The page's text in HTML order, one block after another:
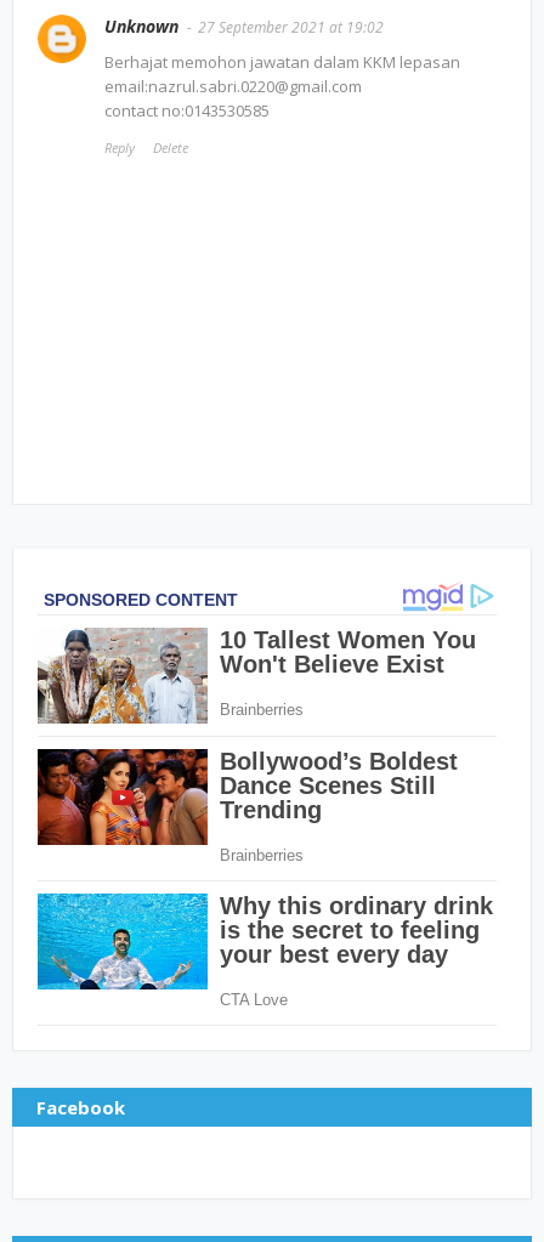
Unknown 27 September 2021 at 19:02
Berhajat memohon jawatan dalam KKM lepasan
email:nazrul.sabri.0220@gmail.com
contact no:0143530585
Reply Delete
Facebook